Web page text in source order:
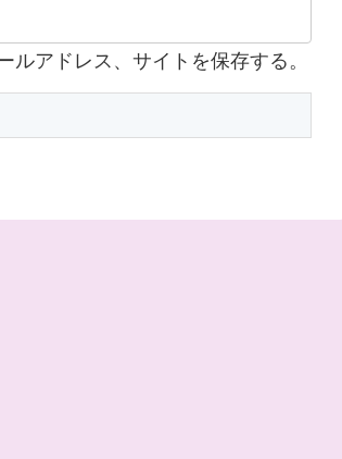
アドレス、サイトを保存する。